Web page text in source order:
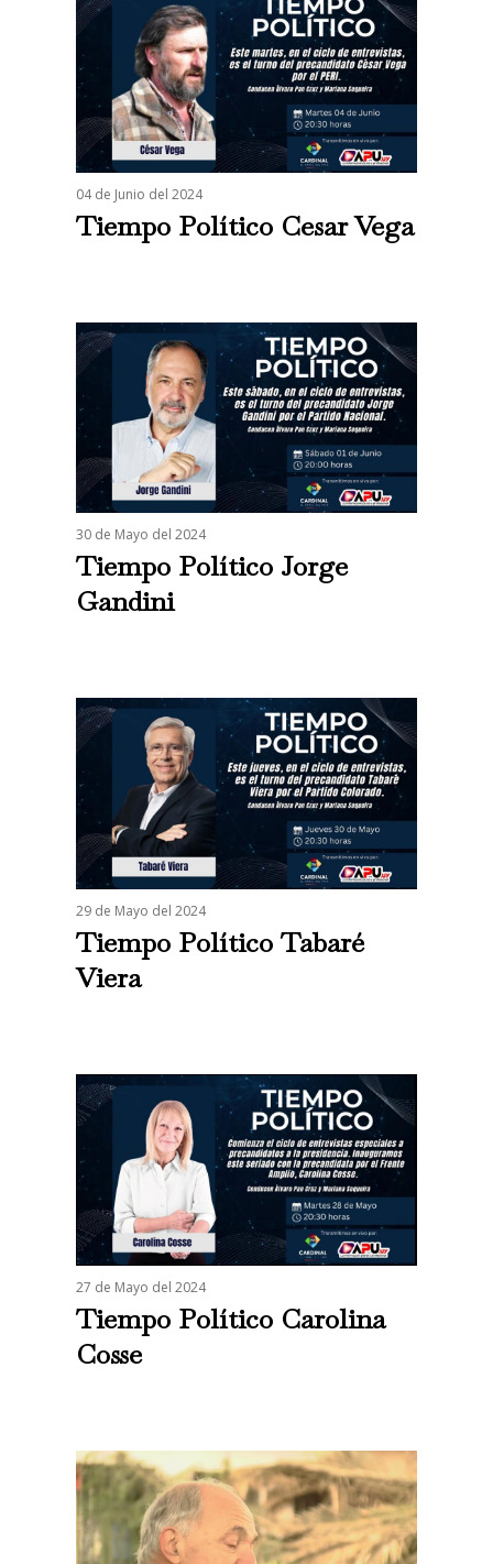
04 de Junio del 2024
Tiempo Político Cesar Vega
30 de Mayo del 2024
Tiempo Político Jorge
Gandini
29 de Mayo del 2024
Tiempo Político Tabaré
Viera
27 de Mayo del 2024
Tiempo Político Carolina
Cosse